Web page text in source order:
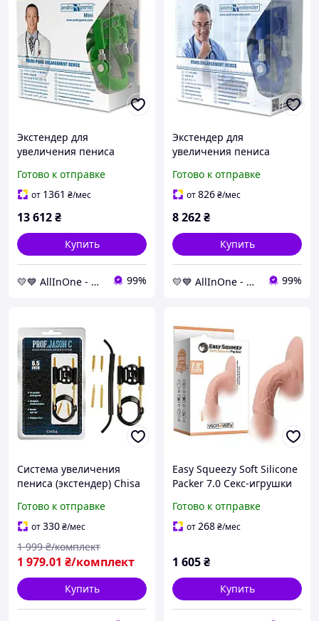
Экстендер для
увеличения пениса
медицинский прибор для
лечения искривления и
Готово к отправке
от 1361 ₴/мес
13 612₴
Купить
💛💙 AllInOne - находи все необходимое в одном магазине! 99%
Экстендер для
увеличения пениса
медицинское устройство
для коррекции
Готово к отправке
от826₴/мес
8 262₴
Купить
💛💙 AllInOne - находи все необходимое в одном магазине! 99%
Система увеличения
пениса (экстендер) Chisa
подвижными
металлическими
стержнями, Китай
Готово к отправке
от330₴/мес
1 979.01 ₴/комплект
1 999 ₴/комплект
Купить
Easy Squeezy Soft Silicone
Packer 7.0 Секс-игрушки
Готово к отправке
от268₴/мес
1 605₴
Купить